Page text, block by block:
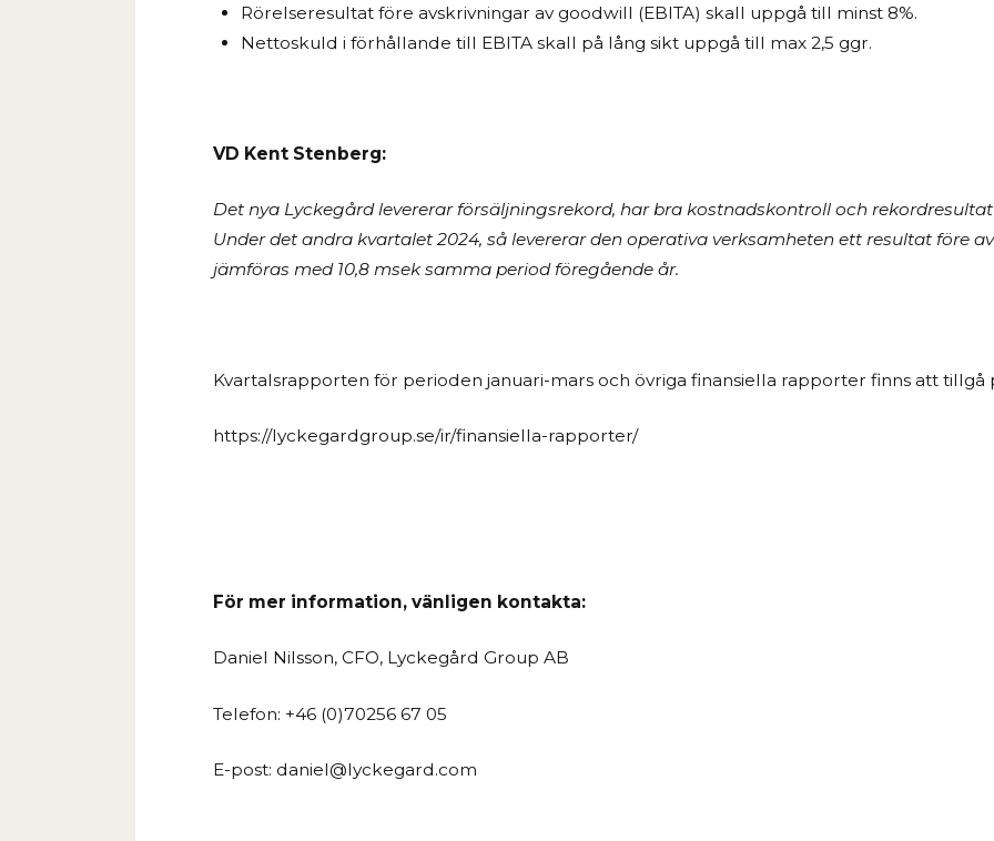
Rörelseresultat före avskrivningar av goodwill (EBITA) skall uppgå till minst 8%.
Nettoskuld i förhållande till EBITA skall på lång sikt uppgå till max 2,5 ggr.
VD Kent Stenberg:
Det nya Lyckegård levererar försäljningsrekord, har bra kostnadskontroll och
Under det andra kvartalet 2024, så levererar den operativa verksamheten ett resultat före
jämföras med 10,8 msek samma period föregående år.
Kvartalsrapporten för perioden januari-mars och övriga finansiella rapporter finns att tillgå
https://lyckegardgroup.se/ir/finansiella-rapporter/
För mer information, vänligen kontakta:
Daniel Nilsson, CFO, Lyckegård Group AB
Telefon: +46 (0)70256 67 05
E-post: daniel@lyckegard.com